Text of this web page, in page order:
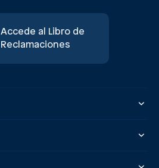
Accede al Libro de
Reclamaciones